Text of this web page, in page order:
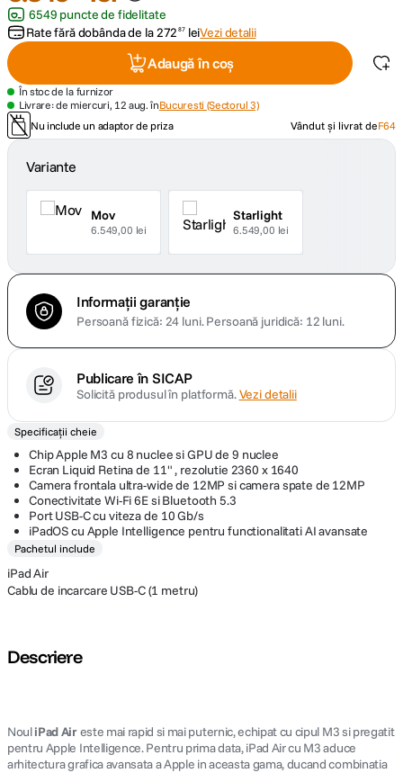
.
card memorie
8. dji mic mini
9. dji osmo
. insta 360
6549 puncte de fidelitate
Rate fără dobânda de la272 87 leiVezi detalii
Adaugă în coș
În stoc de la furnizor
Livrare: de miercuri, 12 aug. înBucuresti (Sectorul 3)
Nu include un adaptor de priza
Vândut și livrat deF64
Variante
Mov
6.549,00 lei
Starlight
6.549,00 lei
Informații garanție
Persoană fizică: 24 luni.Persoană juridică: 12 luni.
Publicare în SICAP
Solicită produsul în platformă.Vezi detalii
Specificații cheie
Chip Apple M3 cu 8 nuclee si GPU de 9 nuclee
Ecran Liquid Retina de 11" , rezolutie 2360 x 1640
Camera frontala ultra-wide de 12MP si camera spate de 12MP
Conectivitate Wi-Fi 6E si Bluetooth 5.3
Port USB-C cu viteza de 10 Gb/s
iPadOS cu Apple Intelligence pentru functionalitati AI avansate
Pachetul include
iPad Air
Cablu de incarcare USB-C (1 metru)
Descriere
NouliPad Aireste mai rapid si mai puternic, echipat cu cipul M3 si pregatit
pentru Apple Intelligence. Pentru prima data, iPad Air cu M3 aduce
arhitectura grafica avansata a Apple in aceasta gama, ducand combinatia